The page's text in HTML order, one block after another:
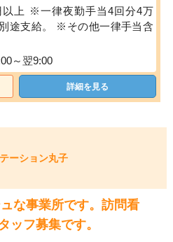
以上 ※一律夜勤手当4回分4万
途支給。 ※その他一律手当含
～翌9:00
詳細を見る
ーション丸子
な事業所です。訪問看
ッフ募集です。